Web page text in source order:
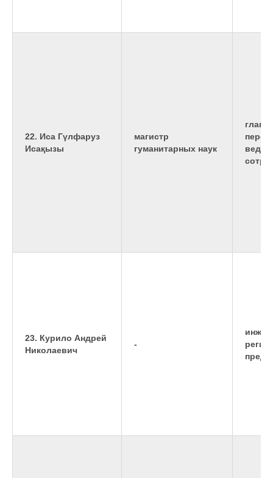
22. Иса Гүлфаруз
Исақызы
магистр
гуманитарных наук
23. Курило Андрей
Николаевич
-